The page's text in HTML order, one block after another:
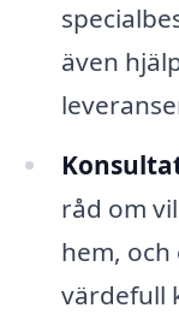
även
råd om
hem,
värdefull